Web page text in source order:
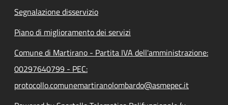
Segnalazione disservizio
Piano di miglioramento dei servizi
Comune di Martirano - Partita IVA dell'amministrazione:
00297640799 - PEC:
protocollo.comunemartiranolombardo@asmepec.it